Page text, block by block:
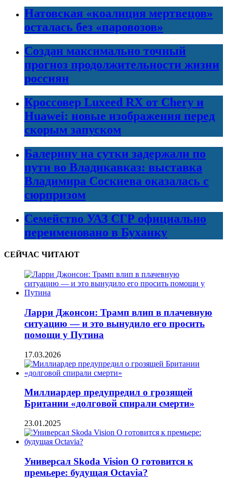
Натовская «коалиция мертвецов»
осталась без «паровозов»
Создан максимально точный
прогноз продолжительности жизни
россиян
Кроссовер Luxeed RX от Chery и
Huawei: новые изображения перед
скорым запуском
Балерину на сутки задержали по
пути во Владикавказ: выставка
Владимира Соскиева оказалась с
сюрпризом
Семейство УАЗ СГР официально
переименовано в Буханку
СЕЙЧАС ЧИТАЮТ
Ларри Джонсон: Трамп влип в плачевную
ситуацию — и это вынудило его просить
помощи у Путина
17.03.2026
Миллиардер предупредил о грозящей
Британии «долговой спирали смерти»
23.01.2025
Универсал Skoda Vision O готовится к
премьере: будущая Octavia?